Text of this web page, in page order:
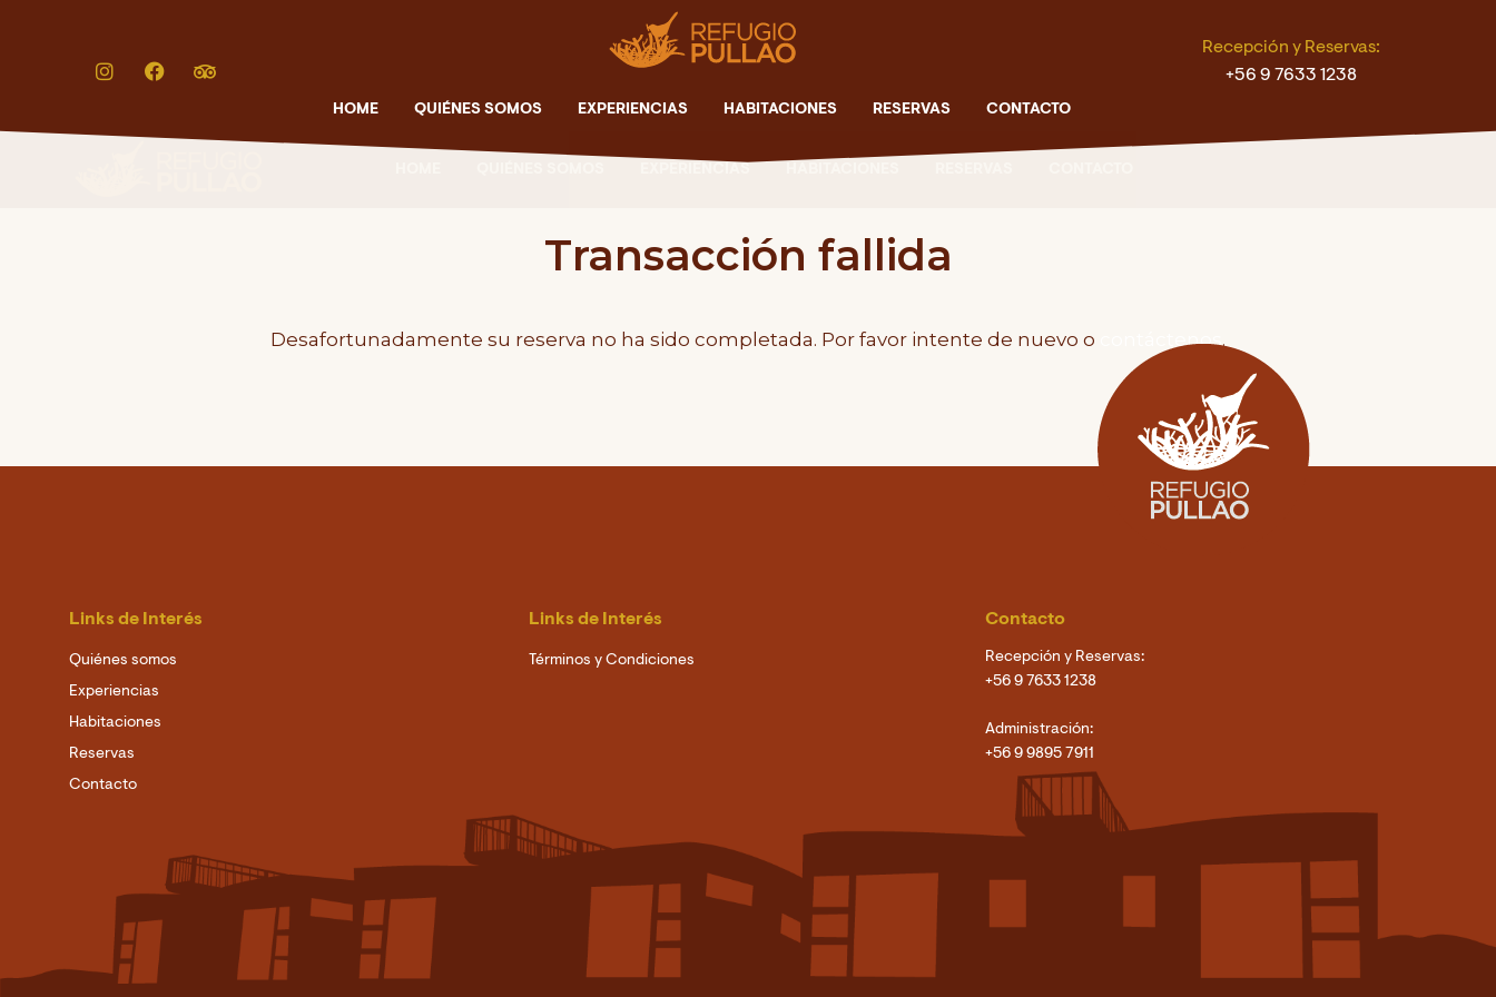
HOME QUIÉNES SOMOS EXPERIENCIAS HABITACIONES RESERVAS CONTACTO
Recepción y Reservas:
+56 9 7633 1238
Transacción fallida
Desafortunadamente su reserva no ha sido completada. Por favor intente de nuevo o contáctenos.
Links de Interés
Quiénes somos
Experiencias
Habitaciones
Reservas
Contacto
Links de Interés
Términos y Condiciones
Contacto
Recepción y Reservas:
+56 9 7633 1238
Administración:
+56 9 9895 7911